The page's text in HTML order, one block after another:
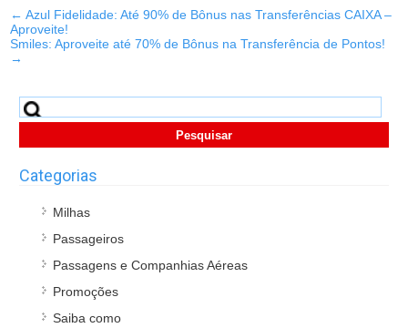
← Azul Fidelidade: Até 90% de Bônus nas Transferências CAIXA –
Aproveite!
Smiles: Aproveite até 70% de Bônus na Transferência de Pontos!
→
Pesquisar
por:
Categorias
Milhas
Passageiros
Passagens e Companhias Aéreas
Promoções
Saiba como